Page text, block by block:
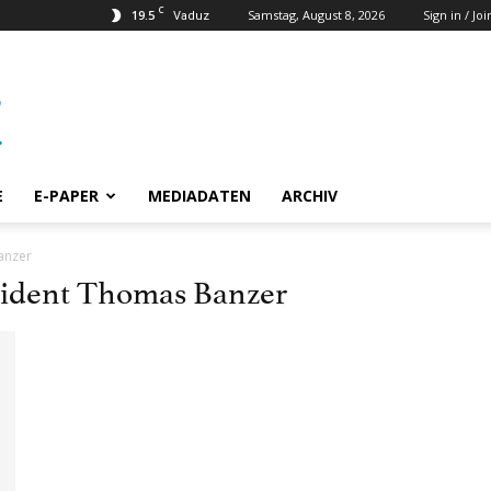
19.5 C Vaduz Samstag, August 8, 2026 Sign in /
E-PAPER MEDIADATEN ARCHIV
Thomas Banzer